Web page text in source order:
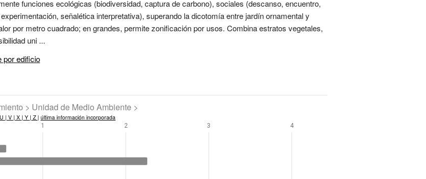
funciones ecológicas (biodiversidad, captura de carbono), sociales (descanso, encuentro,
señalética interpretativa), superando la dicotomía entre jardín ornamental y
por metro cuadrado; en grandes, permite zonificación por usos. Combina estratos vegetales,
uni ...
por edificio
> Unidad de Medio Ambiente >
U | V | X | Y | Z | última información incorporada
1 2 3 4